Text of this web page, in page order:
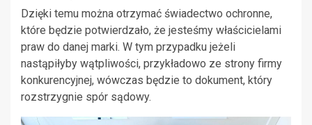
Dzięki temu można otrzymać świadectwo ochronne,
które będzie potwierdzało, że jesteśmy właścicielami
praw do danej marki. W tym przypadku jeżeli
nastąpiłyby wątpliwości, przykładowo ze strony firmy
konkurencyjnej, wówczas będzie to dokument, który
rozstrzygnie spór sądowy.